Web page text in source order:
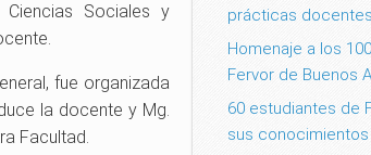
Sociales y
fue organizada
la docente y Mg.
Facultad.
prácticas docentes
Homenaje a los
Fervor de Buenos
60 estudiantes de
sus conocimientos